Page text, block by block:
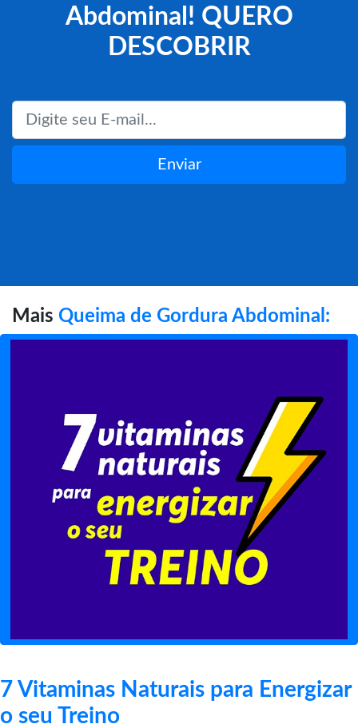
Abdominal! QUERO
DESCOBRIR
Enviar
Mais Queima de Gordura Abdominal:
7 Vitaminas Naturais para Energizar
o seu Treino